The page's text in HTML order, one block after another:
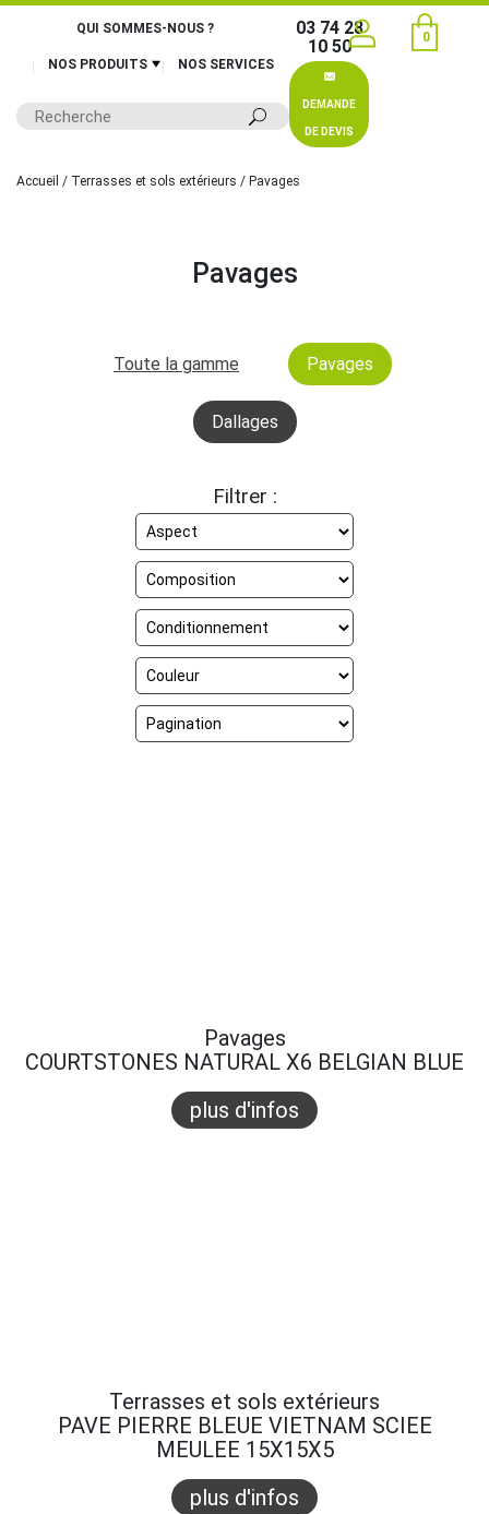
QUI SOMMES-NOUS ?
NOS PRODUITS NOS SERVICES
03 74 28
10 50
DEMANDE
DE DEVIS
0
Accueil / Terrasses et sols extérieurs / Pavages
Pavages
Toute la gamme Pavages
Dallages
Filtrer :
Pavages
COURTSTONES NATURAL X6 BELGIAN BLUE
plus d'infos
Terrasses et sols extérieurs
PAVE PIERRE BLEUE VIETNAM SCIEE
MEULEE 15X15X5
plus d'infos